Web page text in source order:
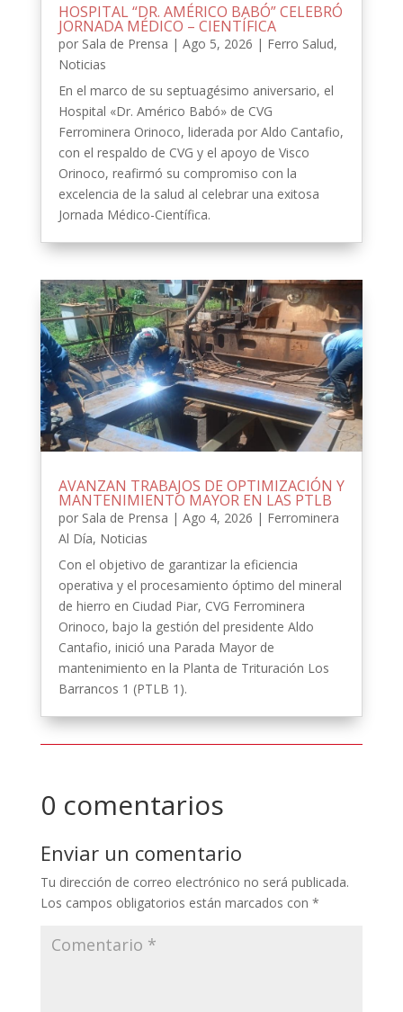
HOSPITAL “DR. AMÉRICO BABÓ” CELEBRÓ
JORNADA MÉDICO – CIENTÍFICA
por Sala de Prensa | Ago 5, 2026 | Ferro Salud,
Noticias
En el marco de su septuagésimo aniversario, el
Hospital «Dr. Américo Babó» de CVG
Ferrominera Orinoco, liderada por Aldo Cantafio,
con el respaldo de CVG y el apoyo de Visco
Orinoco, reafirmó su compromiso con la
excelencia de la salud al celebrar una exitosa
Jornada Médico-Científica.
AVANZAN TRABAJOS DE OPTIMIZACIÓN Y
MANTENIMIENTO MAYOR EN LAS PTLB
por Sala de Prensa | Ago 4, 2026 | Ferrominera
Al Día, Noticias
Con el objetivo de garantizar la eficiencia
operativa y el procesamiento óptimo del mineral
de hierro en Ciudad Piar, CVG Ferrominera
Orinoco, bajo la gestión del presidente Aldo
Cantafio, inició una Parada Mayor de
mantenimiento en la Planta de Trituración Los
Barrancos 1 (PTLB 1).
0 comentarios
Enviar un comentario
Tu dirección de correo electrónico no será publicada.
Los campos obligatorios están marcados con *